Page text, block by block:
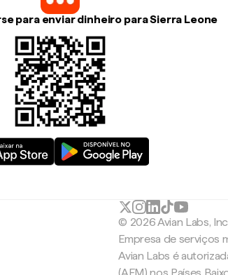
para enviar dinheiro para Sierra Leone
© 2026 Avian Labs, Inc
Empresa de serviços
Avian Labs é